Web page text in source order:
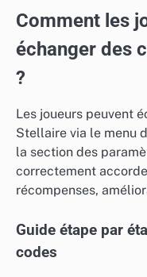
Comment les
échanger des
?
Les joueurs peuvent
Stellaire via le menu
la section des
correctement
récompenses,
Guide étape par
codes